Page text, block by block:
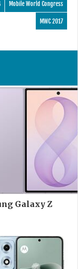
Mobile World Congress
MWC 2017
Galaxy Z